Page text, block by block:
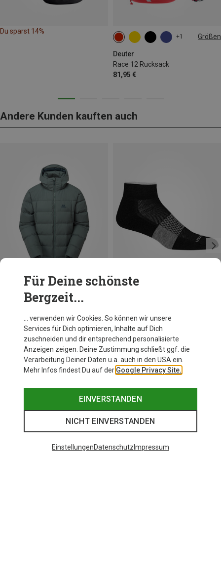
Du sparst 14%
+1 Größen
Deuter
Race 12 Rucksack
81,95 €
12L
Andere Kunden kauften auch
Du sparst 10%
Icebreaker
22,76 €
44.5|45|46|46.5
Für Deine schönste
Bergzeit...
… verwenden wir Cookies. So können wir unsere
Services für Dich optimieren, Inhalte auf Dich
zuschneiden und dir entsprechend personalisierte
Anzeigen zeigen. Deine Zustimmung schließt ggf. die
Verarbeitung Deiner Daten u.a. auch in den USA ein.
Mehr Infos findest Du auf der Google Privacy Site.
EINVERSTANDEN
NICHT EINVERSTANDEN
EinstellungenDatenschutz Impressum